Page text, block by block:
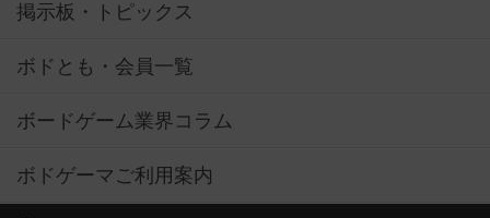
掲示板・トピックス
ボドとも・会員一覧
ボードゲーム業界コラム
ボドゲーマご利用案内